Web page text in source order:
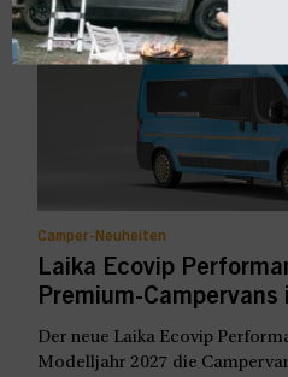
Camper-Neuheiten
Laika Ecovip
Premium-Campervans
Der neue Laika Ecovip
Modelljahr 2027 die